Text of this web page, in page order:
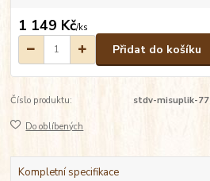
1 149 Kč/ks
Přidat do košíku
Číslo produktu: stdv-misuplik-77
Do oblíbených
Kompletní specifikace